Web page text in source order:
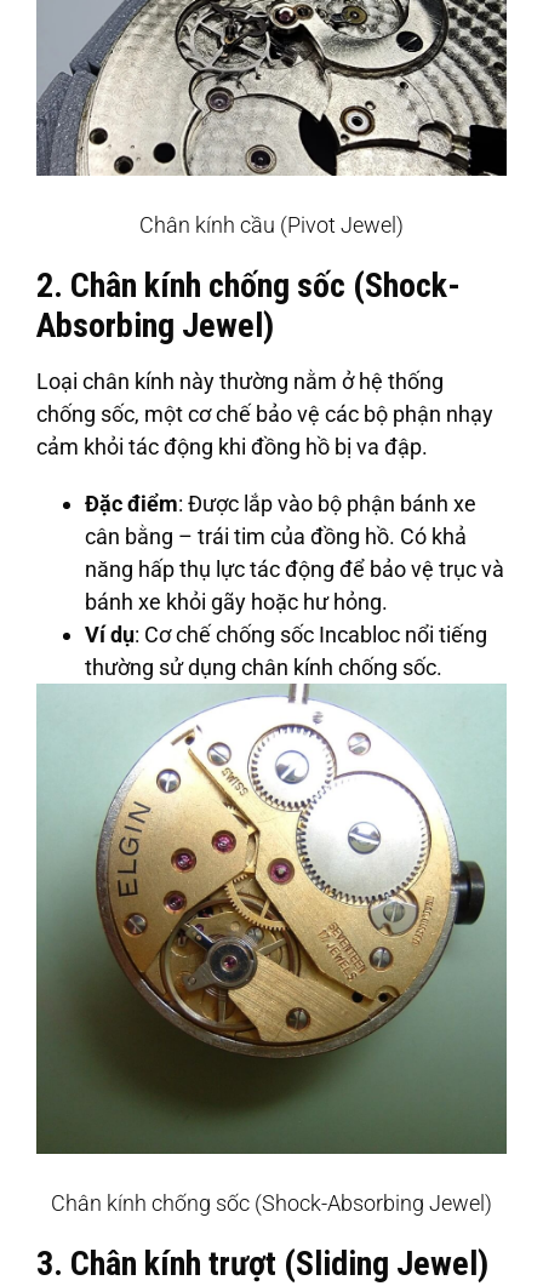
Chân kính cầu (Pivot Jewel)
2. Chân kính chống sốc (Shock-
Absorbing Jewel)
Loại chân kính này thường nằm ở hệ thống
chống sốc, một cơ chế bảo vệ các bộ phận nhạy
cảm khỏi tác động khi đồng hồ bị va đập.
Đặc điểm: Được lắp vào bộ phận bánh xe
cân bằng – trái tim của đồng hồ. Có khả
năng hấp thụ lực tác động để bảo vệ trục và
bánh xe khỏi gãy hoặc hư hỏng.
Ví dụ: Cơ chế chống sốc Incabloc nổi tiếng
thường sử dụng chân kính chống sốc.
Chân kính chống sốc (Shock-Absorbing Jewel)
3. Chân kính trượt (Sliding Jewel)